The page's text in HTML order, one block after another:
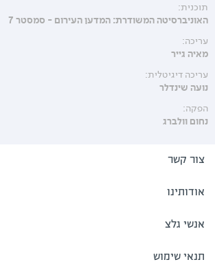
תוכנית:
האוניברסיטה המשודרת: המדען העירום - סמסטר 7
עריכה:
מאיה גייר
עריכה דיגיטלית:
נועה שינדלר
הפקה:
נחום וולברג
צור קשר
אודותינו
אנשי גלצ
תנאי שימוש